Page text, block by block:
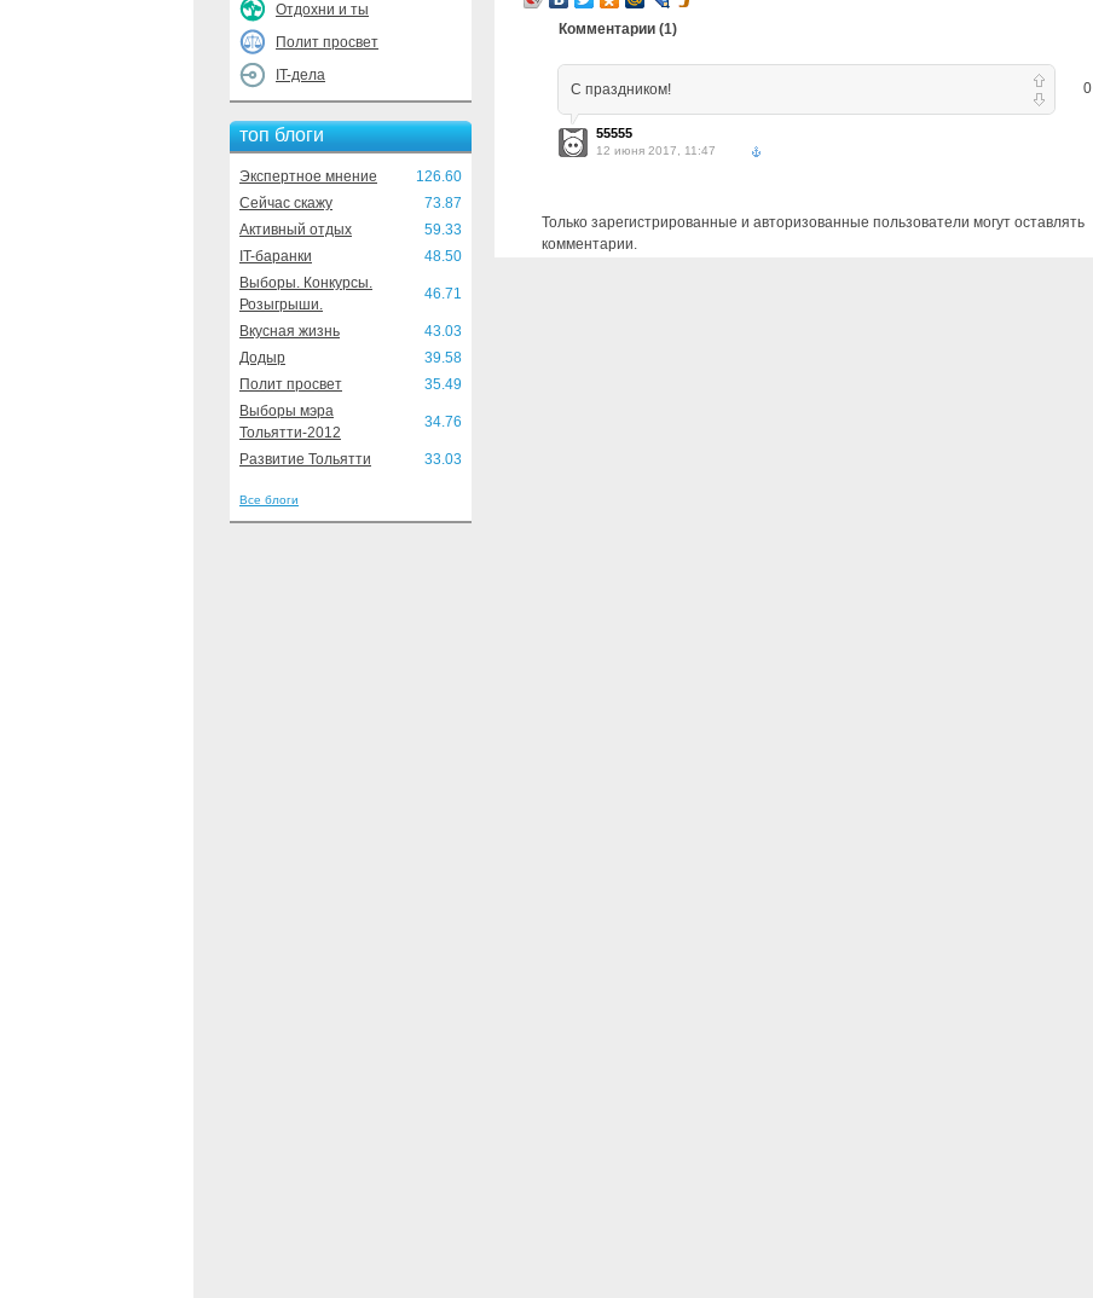
Отдохни и ты
Полит просвет
IT-дела
топ блоги
Экспертное мнение
126.60
Сейчас скажу
73.87
Активный отдых
59.33
IT-баранки
48.50
Выборы. Конкурсы.
Розыгрыши.
46.71
Вкусная жизнь
43.03
Додыр
39.58
Полит просвет
35.49
Выборы мэра
Тольятти-2012
34.76
Развитие Тольятти 33.03
Все блоги
Комментарии (1)
0
С праздником!
55555
12 июня 2017, 11:47
Только зарегистрированные и авторизованные пользователи могут оставлять
комментарии.